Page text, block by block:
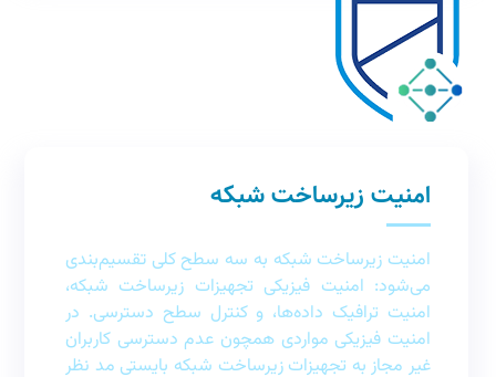
امنیت زیرساخت شبکه
امنیت زیرساخت شبکه به سه سطح کلی تقسیم‌بندی
می‌شود: امنیت فیزیکی تجهیزات زیرساخت شبکه،
امنیت ترافیک داده‌ها، و کنترل سطح دسترسی. در
امنیت فیزیکی مواردی همچون عدم دسترسی کاربران
غیر مجاز به تجهیزات زیرساخت شبکه بایستی مد نظر